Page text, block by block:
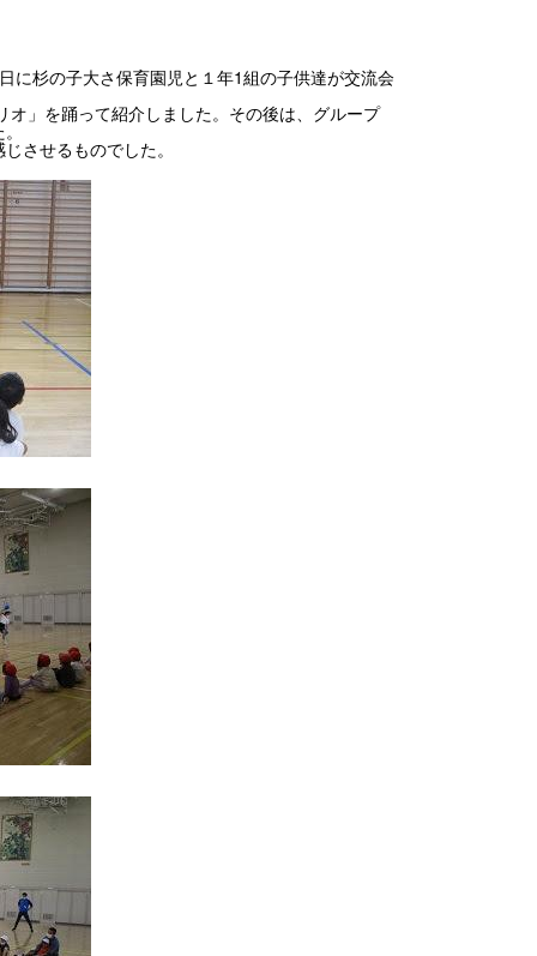
杉の子大さ保育園児と１年1組の子供達が交流会
」を踊って紹介しました。その後は、グループ
させるものでした。